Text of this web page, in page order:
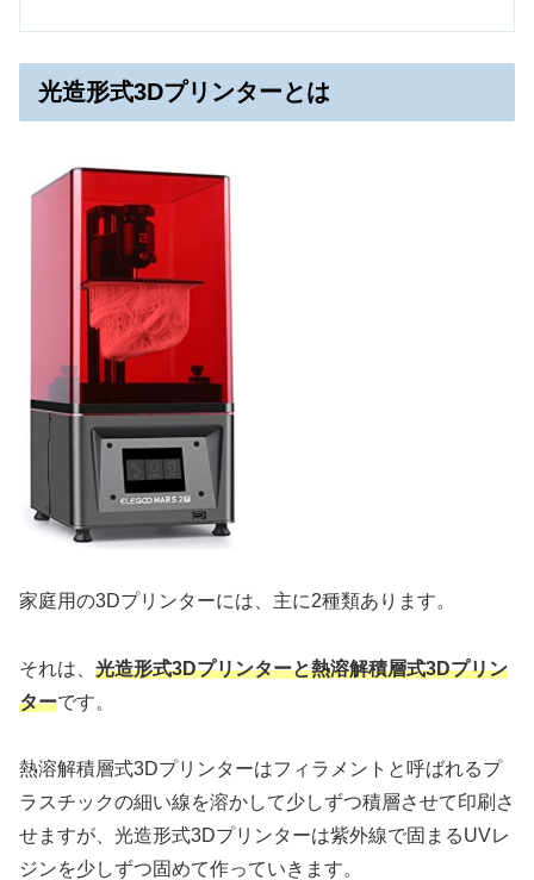
光造形式3Dプリンターとは
家庭用の3Dプリンターには、主に2種類あります。
それは、 光造形式3Dプリンターと熱溶解積層式3Dプリン
ターです。
熱溶解積層式3Dプリンターはフィラメントと呼ばれるプ
ラスチックの細い線を溶かして少しずつ積層させて印刷さ
せますが、光造形式3Dプリンターは紫外線で固まるUVレ
ジンを少しずつ固めて作っていきます。